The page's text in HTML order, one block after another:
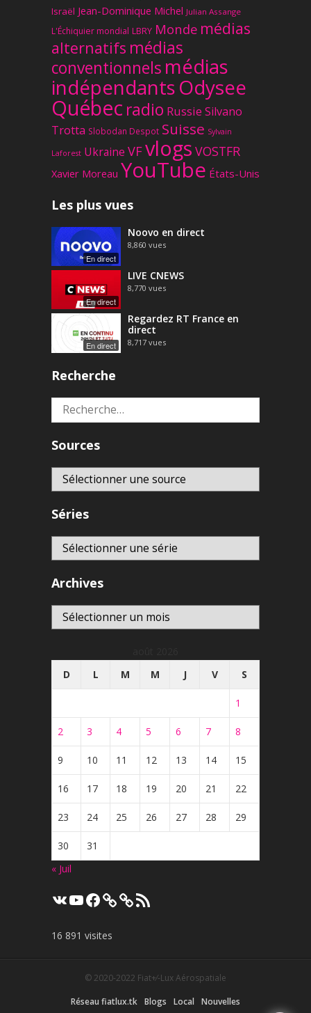
Israël Jean-Dominique Michel Julian Assange
L'Échiquier mondial LBRY Monde médias
alternatifs médias
conventionnels médias
indépendantsOdysee
Québec radio Russie Silvano
Trotta Slobodan Despot Suisse Sylvain
Laforest Ukraine VFvlogs VOSTFR
Xavier Moreau YouTube États-Unis
Les plus vues
En direct
Noovo en direct
8,860 vues
En direct
LIVE CNEWS
8,770 vues
En direct
Regardez RT France en
direct
8,717 vues
Recherche
Rechercher :
Sources
Séries
Archives
Archives
D
L M M J V S
1
2 3 4 5 6 7 8
9 10 11 12 13 14 15
16 17 18 19 20 21 22
23 24 25 26 27 28 29
30
31
« Juil
VK YouTube
Facebook Flux
RSS
16 891 visites
© 2020-2022 Fiat+⁄-Lux Aérospatiale
Réseau fiatlux.tk Blogs Local
Nouvelles